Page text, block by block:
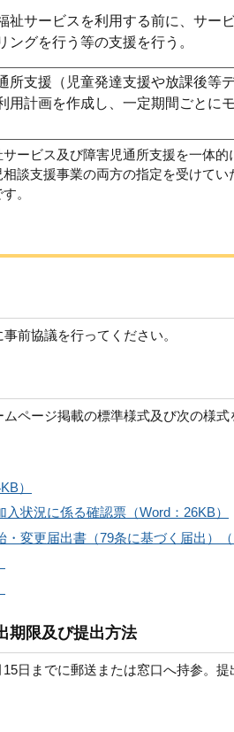
祉サービスを利用する前に、サー
ングを行う等の支援を行う。
所支援（児童発達支援や放課後等
用計画を作成し、一定期間ごとに
ービス及び障害児通所支援を一体
談支援事業の両方の指定を受けて
。
前協議を行ってください。
ムページ掲載の標準様式及び次の様式
）
状況に係る確認票（Word：26KB）
変更届出書（79条に基づく届出）（
期限及び提出方法
日までに郵送または窓口へ持参。